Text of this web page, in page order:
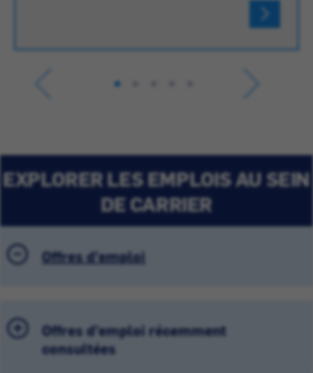
EXPLORER LES EMPLOIS AU SEIN
DE CARRIER
Offres d'emploi
Offres d'emploi récemment
consultées